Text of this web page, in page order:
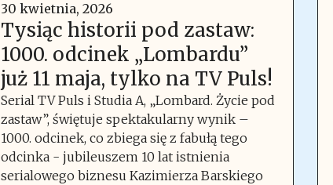
30 kwietnia, 2026
Tysiąc historii pod zastaw:
1000. odcinek „Lombardu”
już 11 maja, tylko na TV Puls!
Serial TV Puls i Studia A, „Lombard. Życie pod
zastaw”, świętuje spektakularny wynik –
1000. odcinek, co zbiega się z fabułą tego
odcinka - jubileuszem 10 lat istnienia
serialowego biznesu Kazimierza Barskiego